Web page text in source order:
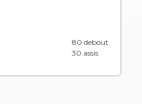
80 debout
30 assis